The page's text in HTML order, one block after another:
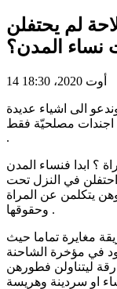
لم يحتفلن
نساء المدن؟
14 أوت 2020، 18:30
الى اشياء عديدة
اجندات مصلحيّة فقط
.
؟ ابدا فنساء المدن
في النزل تحت
يتكلمن عن المراة
وحقوقها .
مغايرة تماما حيث
في مؤخرة الشاحنة
ليتناولن فطورهن